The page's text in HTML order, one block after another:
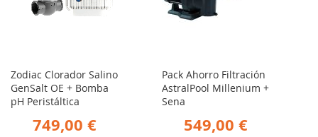
Zodiac Clorador Salino
GenSalt OE + Bomba
pH Peristáltica
749,00 €
Pack Ahorro Filtración
AstralPool Millenium +
Sena
549,00 €